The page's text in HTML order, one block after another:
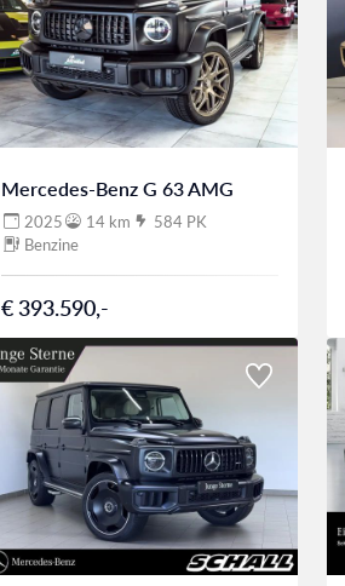
Mercedes-Benz G 63 AMG
2025 14 km
584 PK
Benzine
€ 393.590,-